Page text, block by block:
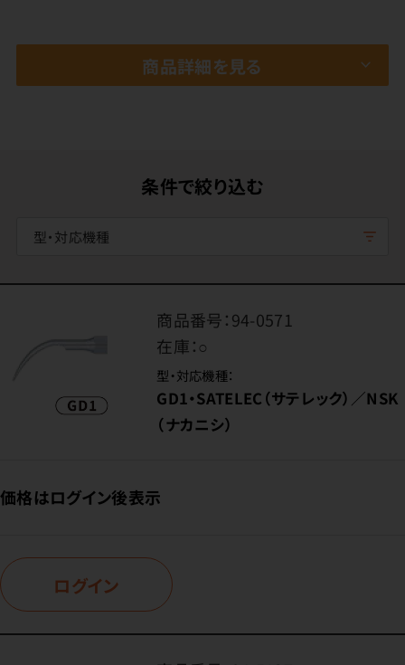
商品詳細を見る
条件で絞り込む
型・対応機種
商品番号：94-0571
在庫：○
型・対応機種：
GD1・SATELEC（サテレック）／NSK
（ナカニシ）
価格はログイン後表示
ログイン